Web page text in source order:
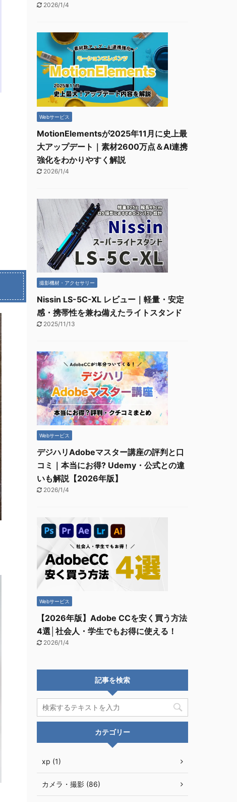
2026/1/4
Webサービス
MotionElementsが2025年11月に史上最
大アップデート｜素材2600万点＆AI連携
強化をわかりやすく解説
2026/1/4
撮影機材・アクセサリー
Nissin LS-5C-XL レビュー｜軽量・安定
感・携帯性を兼ね備えたライトスタンド
2025/11/13
Webサービス
デジハリAdobeマスター講座の評判と口
コミ｜本当にお得? Udemy・公式との違
いも解説【2026年版】
2026/1/4
Webサービス
【2026年版】Adobe CCを安く買う方法
4選│社会人・学生でもお得に使える！
2026/1/4
記事を検索
カテゴリー
xp (1)
カメラ・撮影 (86)